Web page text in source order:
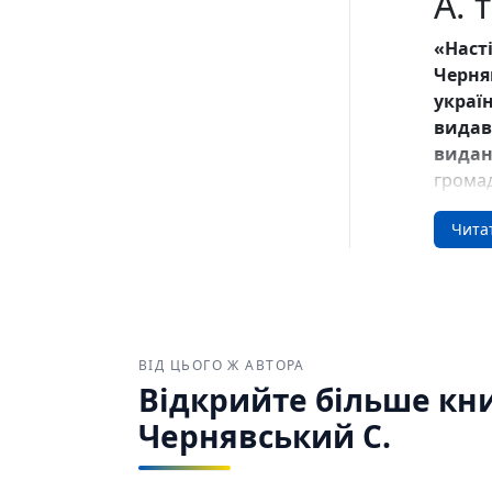
ін.»
Про
ВІД ЦЬОГО Ж АВТОРА
Відкрийте більше
Чернявський С.